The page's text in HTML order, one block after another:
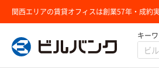
関西エリアの賃貸オフィスは創業57年・成約
ビルバン
キー